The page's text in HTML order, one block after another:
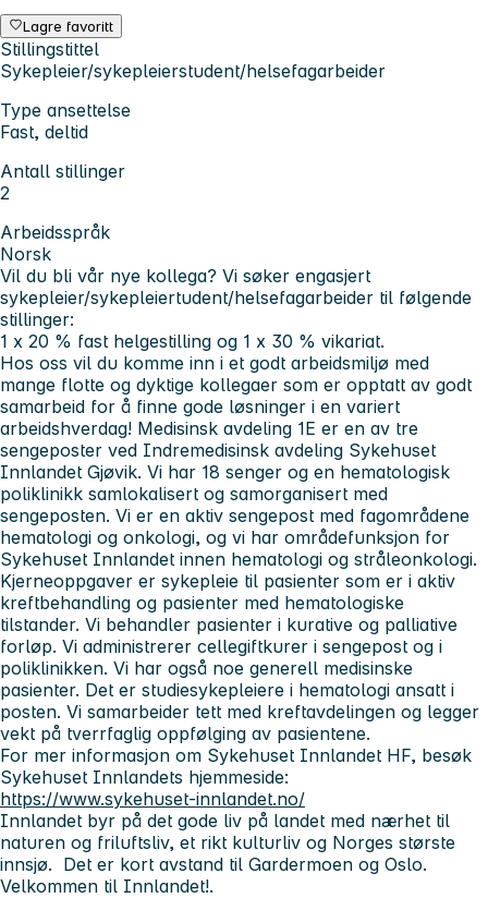
Lagre favoritt
Stillingstittel
Sykepleier/sykepleierstudent/helsefagarbeider
Type ansettelse
Fast, deltid
Antall stillinger
2
Arbeidsspråk
Norsk
Vil du bli vår nye kollega? Vi søker engasjert
sykepleier/sykepleiertudent/helsefagarbeider til følgende
stillinger:
1 x 20 % fast helgestilling og 1 x 30 % vikariat.
Hos oss vil du komme inn i et godt arbeidsmiljø med
mange flotte og dyktige kollegaer som er opptatt av godt
samarbeid for å finne gode løsninger i en variert
arbeidshverdag! Medisinsk avdeling 1E er en av tre
sengeposter ved Indremedisinsk avdeling Sykehuset
Innlandet Gjøvik. Vi har 18 senger og en hematologisk
poliklinikk samlokalisert og samorganisert med
sengeposten. Vi er en aktiv sengepost med fagområdene
hematologi og onkologi, og vi har områdefunksjon for
Sykehuset Innlandet innen hematologi og stråleonkologi.
Kjerneoppgaver er sykepleie til pasienter som er i aktiv
kreftbehandling og pasienter med hematologiske
tilstander. Vi behandler pasienter i kurative og palliative
forløp. Vi administrerer cellegiftkurer i sengepost og i
poliklinikken. Vi har også noe generell medisinske
pasienter. Det er studiesykepleiere i hematologi ansatt i
posten. Vi samarbeider tett med kreftavdelingen og legger
vekt på tverrfaglig oppfølging av pasientene.
For mer informasjon om Sykehuset Innlandet HF, besøk
Sykehuset Innlandets hjemmeside:
https://www.sykehuset-innlandet.no/
Innlandet byr på det gode liv på landet med nærhet til
naturen og friluftsliv, et rikt kulturliv og Norges største
innsjø. Det er kort avstand til Gardermoen og Oslo.
Velkommen til Innlandet!.